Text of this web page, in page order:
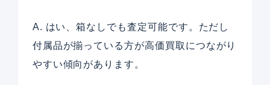
A. はい、箱なしでも査定可能です。ただし
付属品が揃っている方が高価買取につながり
やすい傾向があります。